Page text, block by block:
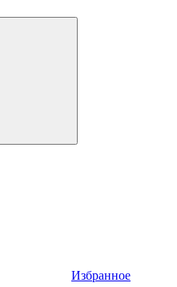
Избранное